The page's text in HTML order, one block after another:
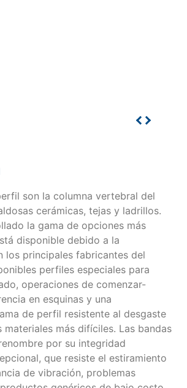
son la columna vertebral del
cerámicas, tejas y ladrillos.
la gama de opciones más
disponible debido a la
los principales fabricantes del
perfiles especiales para
operaciones de comenzar-
en esquinas y una
de perfil resistente al desgaste
materiales más difíciles. Las bandas
por su integridad
que resiste el estiramiento
de vibración, problemas